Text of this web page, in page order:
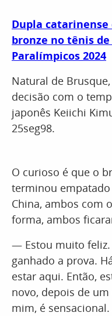
Dupla
bronze no tênis de
Paralímpicos 2024
Natural de
decisão com o
japonês Keiichi
25seg98.
O curioso é que o
terminou
China, ambos com
forma, ambos
— Estou muito feliz.
ganhado a prova.
estar aqui. Então,
novo, depois de
mim, é